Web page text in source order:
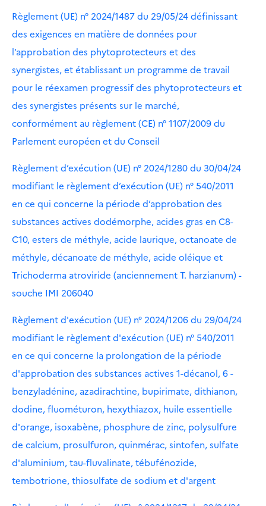
Règlement (UE) n° 2024/1487 du 29/05/24 définissant
des exigences en matière de données pour
l’approbation des phytoprotecteurs et des
synergistes, et établissant un programme de travail
pour le réexamen progressif des phytoprotecteurs et
des synergistes présents sur le marché,
conformément au règlement (CE) n° 1107/2009 du
Parlement européen et du Conseil
Règlement d’exécution (UE) n° 2024/1280 du 30/04/24
modifiant le règlement d’exécution (UE) n° 540/2011
en ce qui concerne la période d’approbation des
substances actives dodémorphe, acides gras en C8-
C10, esters de méthyle, acide laurique, octanoate de
méthyle, décanoate de méthyle, acide oléique et
Trichoderma atroviride (anciennement T. harzianum) -
souche IMI 206040
Règlement d'exécution (UE) n° 2024/1206 du 29/04/24
modifiant le règlement d'exécution (UE) n° 540/2011
en ce qui concerne la prolongation de la période
d'approbation des substances actives 1-décanol, 6 -
benzyladénine, azadirachtine, bupirimate, dithianon,
dodine, fluométuron, hexythiazox, huile essentielle
d'orange, isoxabène, phosphure de zinc, polysulfure
de calcium, prosulfuron, quinmérac, sintofen, sulfate
d'aluminium, tau-fluvalinate, tébufénozide,
tembotrione, thiosulfate de sodium et d'argent